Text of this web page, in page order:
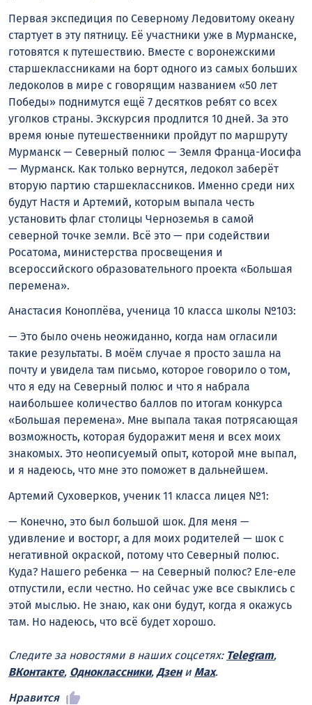
Первая экспедиция по Северному Ледовитому океану
стартует в эту пятницу. Её участники уже в Мурманске,
готовятся к путешествию. Вместе с воронежскими
старшеклассниками на борт одного из самых больших
ледоколов в мире с говорящим названием «50 лет
Победы» поднимутся ещё 7 десятков ребят со всех
уголков страны. Экскурсия продлится 10 дней. За это
время юные путешественники пройдут по маршруту
Мурманск — Северный полюс — Земля Франца-Иосифа
— Мурманск. Как только вернутся, ледокол заберёт
вторую партию старшеклассников. Именно среди них
будут Настя и Артемий, которым выпала честь
установить флаг столицы Черноземья в самой
северной точке земли. Всё это — при содействии
Росатома, министерства просвещения и
всероссийского образовательного проекта «Большая
перемена».
Анастасия Коноплёва, ученица 10 класса школы №103:
— Это было очень неожиданно, когда нам огласили
такие результаты. В моём случае я просто зашла на
почту и увидела там письмо, которое говорило о том,
что я еду на Северный полюс и что я набрала
наибольшее количество баллов по итогам конкурса
«Большая перемена». Мне выпала такая потрясающая
возможность, которая будоражит меня и всех моих
знакомых. Это неописуемый опыт, которой мне выпал,
и я надеюсь, что мне это поможет в дальнейшем.
Артемий Суховерков, ученик 11 класса лицея №1:
— Конечно, это был большой шок. Для меня —
удивление и восторг, а для моих родителей — шок с
негативной окраской, потому что Северный полюс.
Куда? Нашего ребенка — на Северный полюс? Еле-еле
отпустили, если честно. Но сейчас уже все свыклись с
этой мыслью. Не знаю, как они будут, когда я окажусь
там. Но надеюсь, что всё будет хорошо.
Следите за новостями в наших соцсетях: Telegram,
ВКонтакте, Одноклассники, Дзени Max.
Нравится